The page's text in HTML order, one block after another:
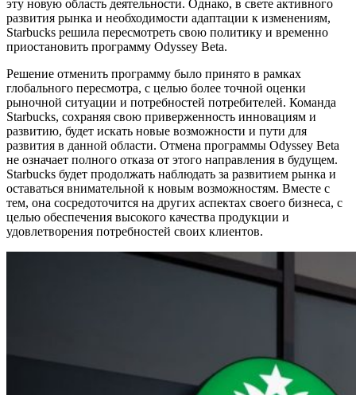
эту новую область деятельности. Однако, в свете активного
развития рынка и необходимости адаптации к изменениям,
Starbucks решила пересмотреть свою политику и временно
приостановить программу Odyssey Beta.
Решение отменить программу было принято в рамках
глобального пересмотра, с целью более точной оценки
рыночной ситуации и потребностей потребителей. Команда
Starbucks, сохраняя свою приверженность инновациям и
развитию, будет искать новые возможности и пути для
развития в данной области. Отмена программы Odyssey Beta
не означает полного отказа от этого направления в будущем.
Starbucks будет продолжать наблюдать за развитием рынка и
оставаться внимательной к новым возможностям. Вместе с
тем, она сосредоточится на других аспектах своего бизнеса, с
целью обеспечения высокого качества продукции и
удовлетворения потребностей своих клиентов.